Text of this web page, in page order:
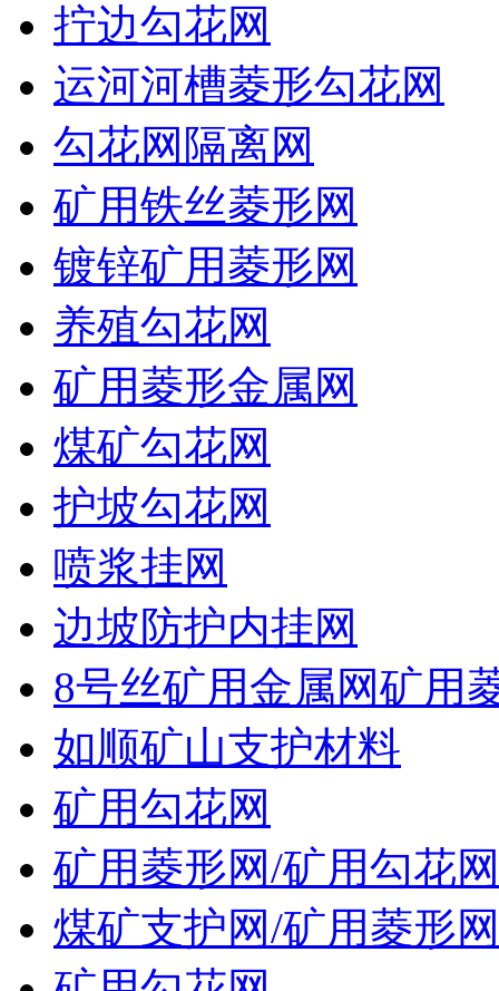
拧边勾花网
运河河槽菱形勾花网
勾花网隔离网
矿用铁丝菱形网
镀锌矿用菱形网
养殖勾花网
矿用菱形金属网
煤矿勾花网
护坡勾花网
喷浆挂网
边坡防护内挂网
8号丝矿用金属网矿用
如顺矿山支护材料
矿用勾花网
矿用菱形网/矿用勾花网
煤矿支护网/矿用菱形